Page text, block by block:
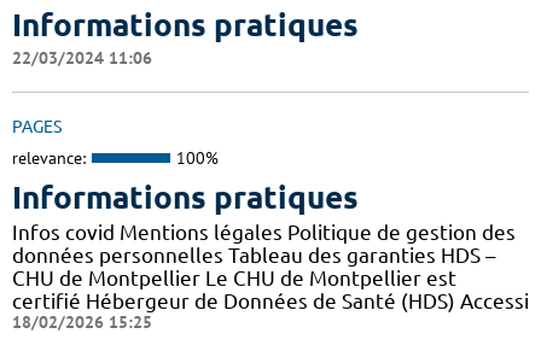
Informations pratiques
22/03/2024 11:06
PAGES
relevance: 100%
Informations pratiques
Infos covid Mentions légales Politique de gestion des
données personnelles Tableau des garanties HDS –
CHU de Montpellier Le CHU de Montpellier est
certifié Hébergeur de Données de Santé (HDS) Accessi
18/02/2026 15:25